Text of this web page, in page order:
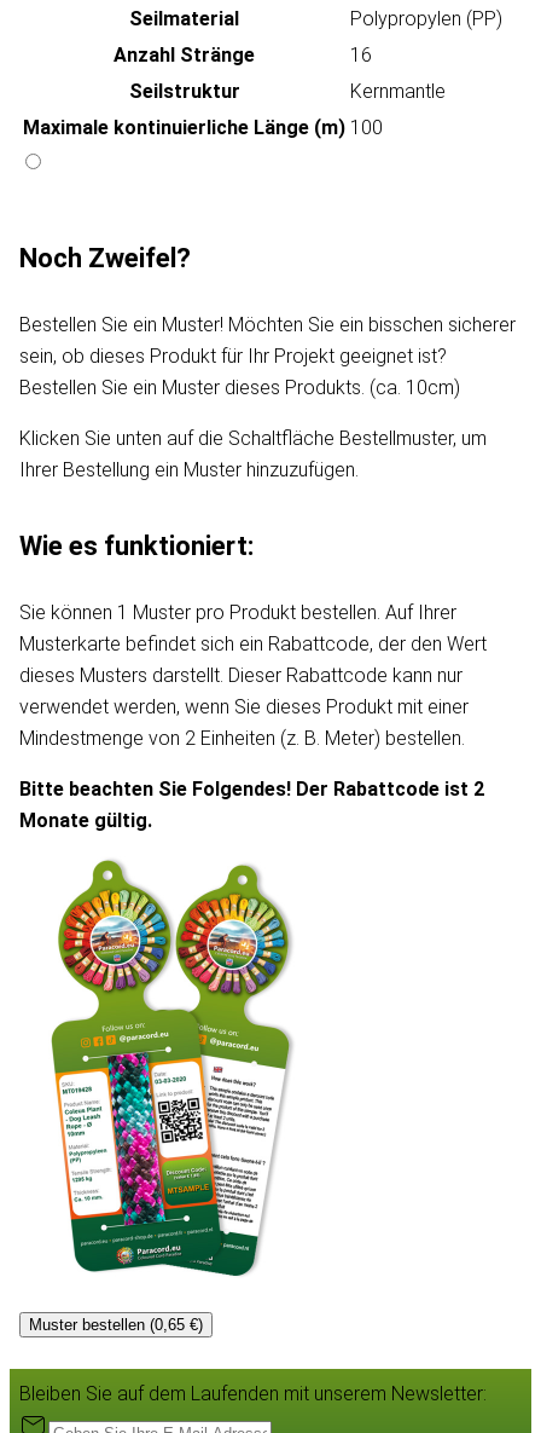
Seilmaterial
Polypropylen (PP)
Anzahl Stränge
16
Seilstruktur
Kernmantle
Maximale kontinuierliche Länge (m) 100
Noch Zweifel?
Bestellen Sie ein Muster! Möchten Sie ein bisschen sicherer
sein, ob dieses Produkt für Ihr Projekt geeignet ist?
Bestellen Sie ein Muster dieses Produkts. (ca. 10cm)
Klicken Sie unten auf die Schaltfläche Bestellmuster, um
Ihrer Bestellung ein Muster hinzuzufügen.
Wie es funktioniert:
Sie können 1 Muster pro Produkt bestellen. Auf Ihrer
Musterkarte befindet sich ein Rabattcode, der den Wert
dieses Musters darstellt. Dieser Rabattcode kann nur
verwendet werden, wenn Sie dieses Produkt mit einer
Mindestmenge von 2 Einheiten (z. B. Meter) bestellen.
Bitte beachten Sie Folgendes! Der Rabattcode ist 2
Monate gültig.
Muster bestellen (0,65 €)
Bleiben Sie auf dem Laufenden mit unserem Newsletter: